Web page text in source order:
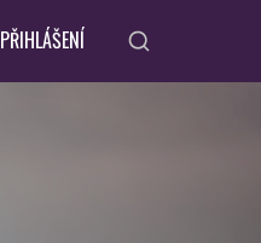
PŘIHLÁŠENÍ